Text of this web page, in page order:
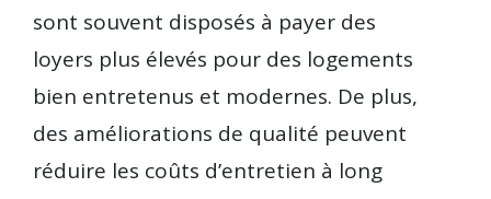
sont souvent disposés à payer des
loyers plus élevés pour des logements
bien entretenus et modernes. De plus,
des améliorations de qualité peuvent
réduire les coûts d’entretien à long